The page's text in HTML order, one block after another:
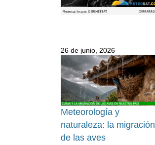
26 de junio, 2026
Meteorología y
naturaleza: la migración
de las aves